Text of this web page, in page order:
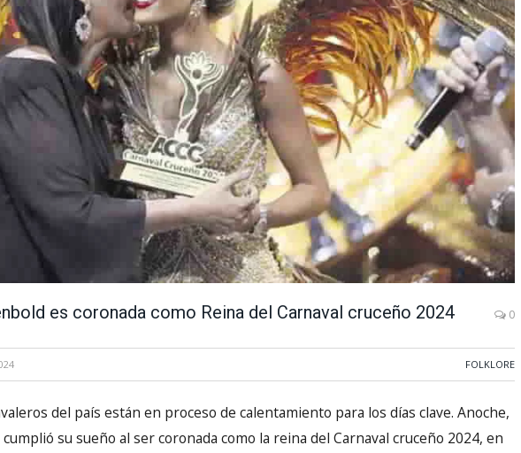
es coronada como Reina del Carnaval cruceño 2024 0
FOLKLORE
del país están en proceso de calentamiento para los días clave. Anoche,
su sueño al ser coronada como la reina del Carnaval cruceño 2024, en